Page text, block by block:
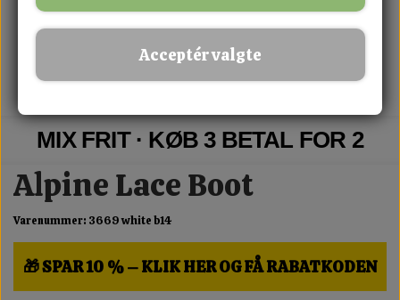
MIX FRIT · KØB 3 BETAL FOR 2
Alpine Lace Boot
Varenummer: 3669 white b14
🎁 SPAR 10 % – KLIK HER OG FÅ RABATKODEN
Acceptér valgte